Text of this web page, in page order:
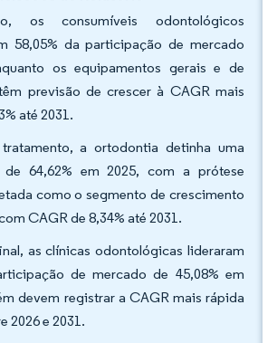
os consumíveis odontológicos
58,05% da participação de mercado
os equipamentos gerais e de
previsão de crescer à CAGR mais
até 2031.
a ortodontia detinha uma
de 64,62% em 2025, com a prótese
como o segmento de crescimento
CAGR de 8,34% até 2031.
as clínicas odontológicas lideraram
de mercado de 45,08% em
devem registrar a CAGR mais rápida
2026 e 2031.